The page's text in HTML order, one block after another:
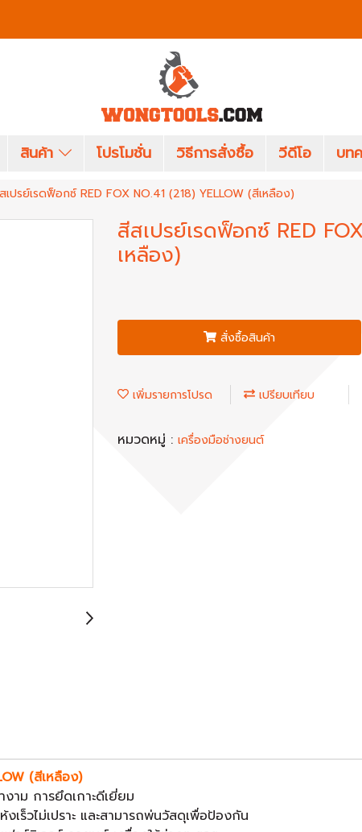
สินค้า โปรโมชั่น วิธีการสั่งซื้อ วีดีโอ บท
เปรย์เรดฟ็อกซ์ RED FOX NO.41 (218) YELLOW (สีเหลือง)
สีสเปรย์เรดฟ็อกซ์ RED
เหลือง)
สั่งซื้อสินค้า
เพิ่มรายการโปรด เปรียบเทียบ
หมวดหมู่ : เครื่องมือช่างยนต์
(สีเหลือง)
าม การยึดเกาะดีเยี่ยม
ร็วไม่เปราะ และสามารถพ่นวัสดุเพื่อป้องกัน